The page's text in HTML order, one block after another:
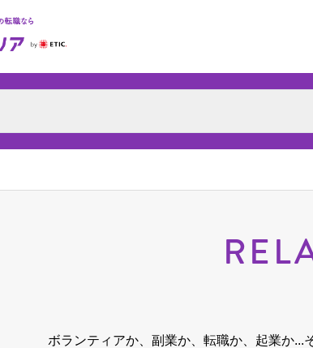
ボランティアか、副業か、転職か、起業か...